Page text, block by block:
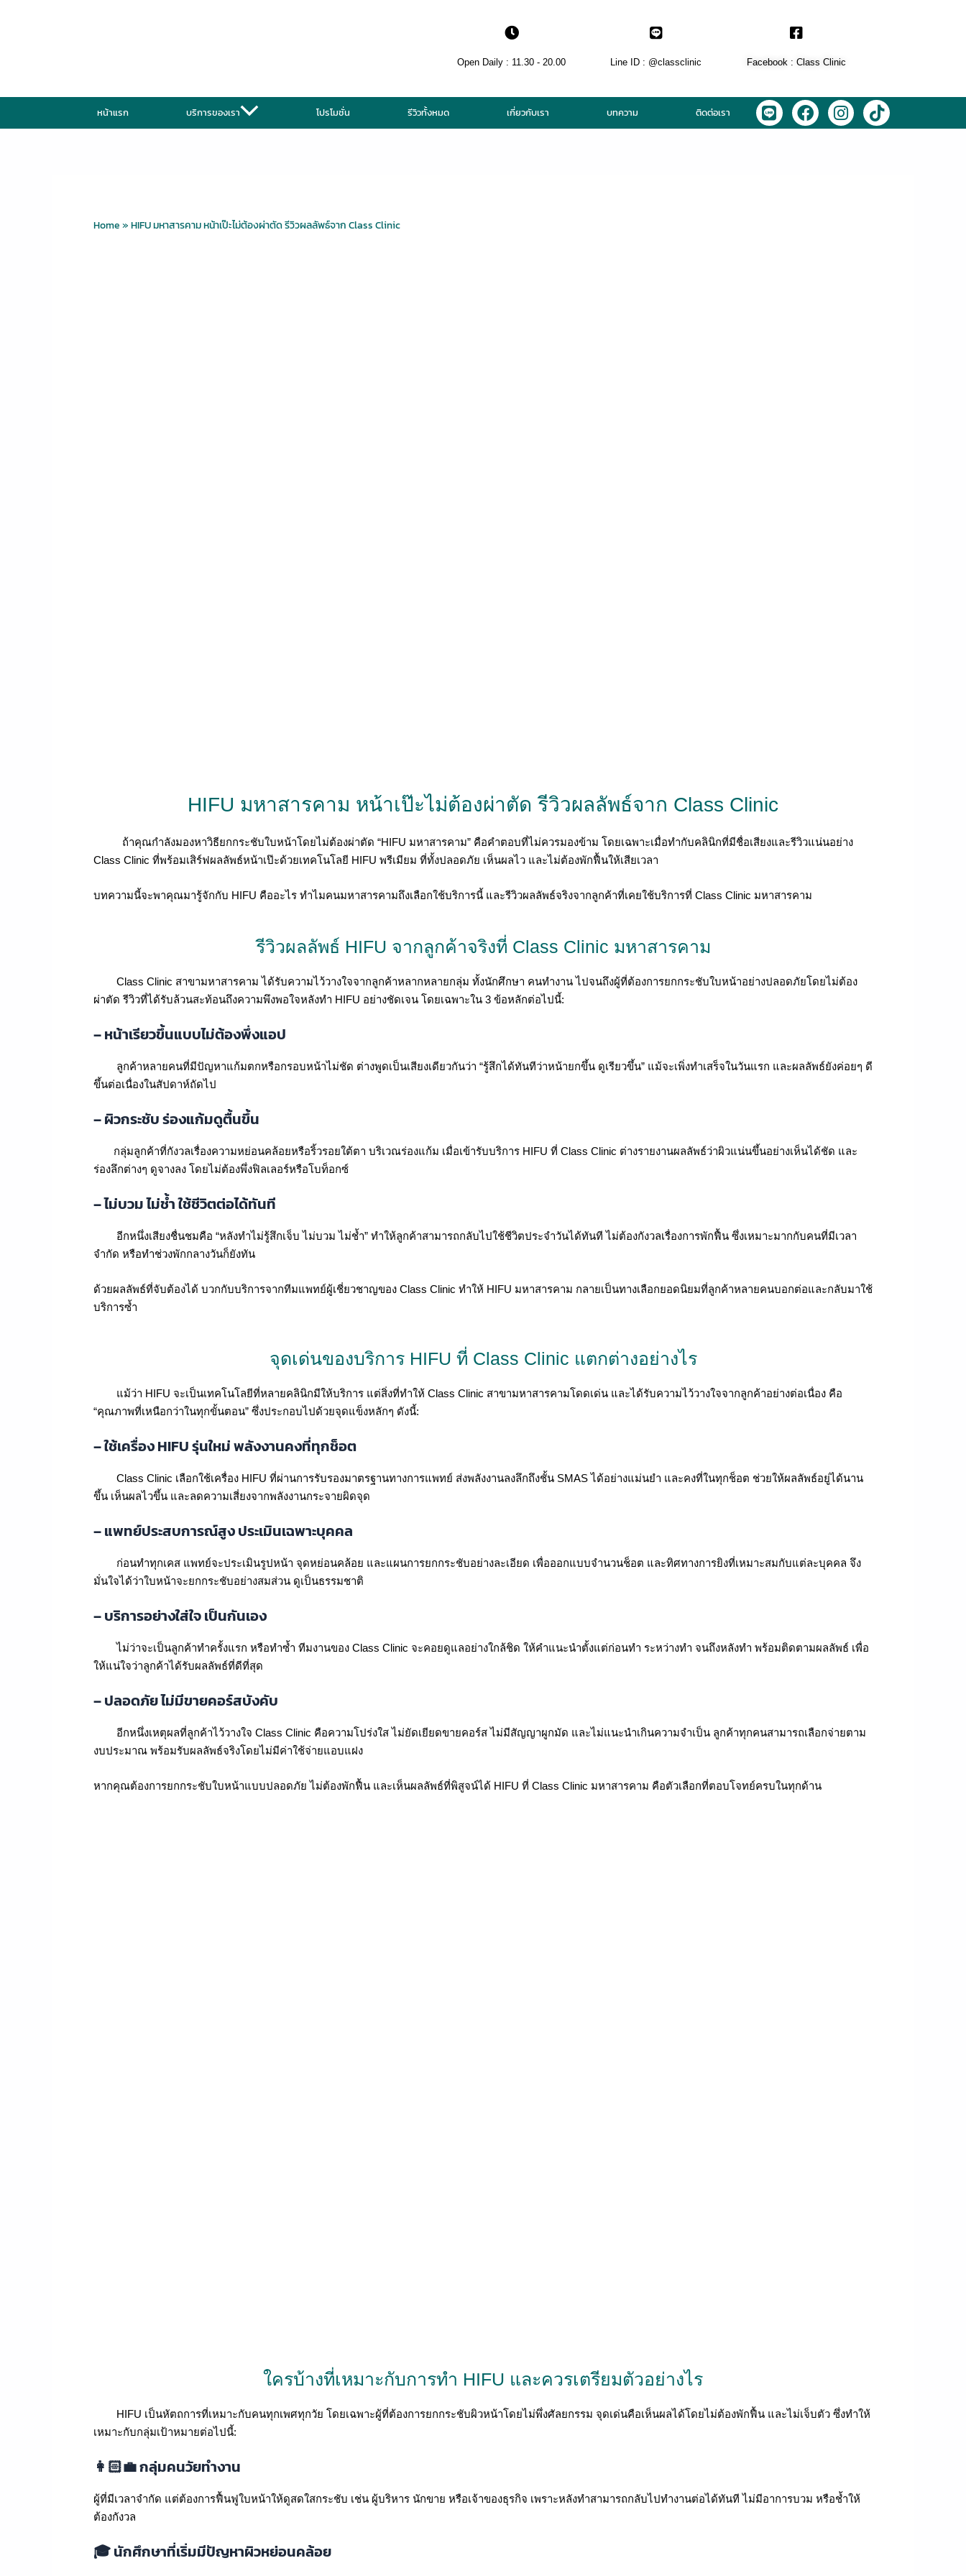
Open Daily : 11.30 - 20.00 Line ID : @classclinic​ Facebook : Class Clinic
หน้าแรก บริการของเรา โปรโมชั่น รีวิวทั้งหมด เกี่ยวกับเรา บทความ ติดต่อเรา L
i
F
a
I
n
T
i
Home » HIFU มหาสารคาม หน้าเป๊ะไม่ต้องผ่าตัด รีวิวผลลัพธ์จาก Class Clinic
HIFU มหาสารคาม หน้าเป๊ะไม่ต้องผ่าตัด รีวิวผลลัพธ์จาก Class Clinic
ถ้าคุณกำลังมองหาวิธียกกระชับใบหน้าโดยไม่ต้องผ่าตัด “HIFU มหาสารคาม” คือคำตอบที่ไม่ควรมองข้าม โดยเฉพาะเมื่อทำกับคลินิกที่มีชื่อเสียงและรีวิวแน่นอย่าง
Class Clinic ที่พร้อมเสิร์ฟผลลัพธ์หน้าเป๊ะด้วยเทคโนโลยี HIFU พรีเมียม ที่ทั้งปลอดภัย เห็นผลไว และไม่ต้องพักฟื้นให้เสียเวลา
บทความนี้จะพาคุณมารู้จักกับ HIFU คืออะไร ทำไมคนมหาสารคามถึงเลือกใช้บริการนี้ และรีวิวผลลัพธ์จริงจากลูกค้าที่เคยใช้บริการที่ Class Clinic มหาสารคาม
รีวิวผลลัพธ์ HIFU จากลูกค้าจริงที่ Class Clinic มหาสารคาม
Class Clinic สาขามหาสารคาม ได้รับความไว้วางใจจากลูกค้าหลากหลายกลุ่ม ทั้งนักศึกษา คนทำงาน ไปจนถึงผู้ที่ต้องการยกกระชับใบหน้าอย่างปลอดภัยโดยไม่ต้อง
ผ่าตัด รีวิวที่ได้รับล้วนสะท้อนถึงความพึงพอใจหลังทำ HIFU อย่างชัดเจน โดยเฉพาะใน 3 ข้อหลักต่อไปนี้:
– หน้าเรียวขึ้นแบบไม่ต้องพึ่งแอป
ลูกค้าหลายคนที่มีปัญหาแก้มตกหรือกรอบหน้าไม่ชัด ต่างพูดเป็นเสียงเดียวกันว่า “รู้สึกได้ทันทีว่าหน้ายกขึ้น ดูเรียวขึ้น” แม้จะเพิ่งทำเสร็จในวันแรก และผลลัพธ์ยังค่อยๆ ดี
ขึ้นต่อเนื่องในสัปดาห์ถัดไป
– ผิวกระชับ ร่องแก้มดูตื้นขึ้น
กลุ่มลูกค้าที่กังวลเรื่องความหย่อนคล้อยหรือริ้วรอยใต้ตา บริเวณร่องแก้ม เมื่อเข้ารับบริการ HIFU ที่ Class Clinic ต่างรายงานผลลัพธ์ว่าผิวแน่นขึ้นอย่างเห็นได้ชัด และ
ร่องลึกต่างๆ ดูจางลง โดยไม่ต้องพึ่งฟิลเลอร์หรือโบท็อกซ์
– ไม่บวม ไม่ช้ำ ใช้ชีวิตต่อได้ทันที
อีกหนึ่งเสียงชื่นชมคือ “หลังทำไม่รู้สึกเจ็บ ไม่บวม ไม่ช้ำ” ทำให้ลูกค้าสามารถกลับไปใช้ชีวิตประจำวันได้ทันที ไม่ต้องกังวลเรื่องการพักฟื้น ซึ่งเหมาะมากกับคนที่มีเวลา
จำกัด หรือทำช่วงพักกลางวันก็ยังทัน
ด้วยผลลัพธ์ที่จับต้องได้ บวกกับบริการจากทีมแพทย์ผู้เชี่ยวชาญของ Class Clinic ทำให้ HIFU มหาสารคาม กลายเป็นทางเลือกยอดนิยมที่ลูกค้าหลายคนบอกต่อและกลับมาใช้
บริการซ้ำ
จุดเด่นของบริการ HIFU ที่ Class Clinic แตกต่างอย่างไร
แม้ว่า HIFU จะเป็นเทคโนโลยีที่หลายคลินิกมีให้บริการ แต่สิ่งที่ทำให้ Class Clinic สาขามหาสารคามโดดเด่น และได้รับความไว้วางใจจากลูกค้าอย่างต่อเนื่อง คือ
“คุณภาพที่เหนือกว่าในทุกขั้นตอน” ซึ่งประกอบไปด้วยจุดแข็งหลักๆ ดังนี้:
– ใช้เครื่อง HIFU รุ่นใหม่ พลังงานคงที่ทุกช็อต
Class Clinic เลือกใช้เครื่อง HIFU ที่ผ่านการรับรองมาตรฐานทางการแพทย์ ส่งพลังงานลงลึกถึงชั้น SMAS ได้อย่างแม่นยำ และคงที่ในทุกช็อต ช่วยให้ผลลัพธ์อยู่ได้นาน
ขึ้น เห็นผลไวขึ้น และลดความเสี่ยงจากพลังงานกระจายผิดจุด
– แพทย์ประสบการณ์สูง ประเมินเฉพาะบุคคล
ก่อนทำทุกเคส แพทย์จะประเมินรูปหน้า จุดหย่อนคล้อย และแผนการยกกระชับอย่างละเอียด เพื่อออกแบบจำนวนช็อต และทิศทางการยิงที่เหมาะสมกับแต่ละบุคคล จึง
มั่นใจได้ว่าใบหน้าจะยกกระชับอย่างสมส่วน ดูเป็นธรรมชาติ
– บริการอย่างใส่ใจ เป็นกันเอง
ไม่ว่าจะเป็นลูกค้าทำครั้งแรก หรือทำซ้ำ ทีมงานของ Class Clinic จะคอยดูแลอย่างใกล้ชิด ให้คำแนะนำตั้งแต่ก่อนทำ ระหว่างทำ จนถึงหลังทำ พร้อมติดตามผลลัพธ์ เพื่อ
ให้แน่ใจว่าลูกค้าได้รับผลลัพธ์ที่ดีที่สุด
– ปลอดภัย ไม่มีขายคอร์สบังคับ
อีกหนึ่งเหตุผลที่ลูกค้าไว้วางใจ Class Clinic คือความโปร่งใส ไม่ยัดเยียดขายคอร์ส ไม่มีสัญญาผูกมัด และไม่แนะนำเกินความจำเป็น ลูกค้าทุกคนสามารถเลือกจ่ายตาม
งบประมาณ พร้อมรับผลลัพธ์จริงโดยไม่มีค่าใช้จ่ายแอบแฝง
หากคุณต้องการยกกระชับใบหน้าแบบปลอดภัย ไม่ต้องพักฟื้น และเห็นผลลัพธ์ที่พิสูจน์ได้ HIFU ที่ Class Clinic มหาสารคาม คือตัวเลือกที่ตอบโจทย์ครบในทุกด้าน
ใครบ้างที่เหมาะกับการทำ HIFU และควรเตรียมตัวอย่างไร
HIFU เป็นหัตถการที่เหมาะกับคนทุกเพศทุกวัย โดยเฉพาะผู้ที่ต้องการยกกระชับผิวหน้าโดยไม่พึ่งศัลยกรรม จุดเด่นคือเห็นผลได้โดยไม่ต้องพักฟื้น และไม่เจ็บตัว ซึ่งทำให้
เหมาะกับกลุ่มเป้าหมายต่อไปนี้:
👩🏻‍💼 กลุ่มคนวัยทำงาน
ผู้ที่มีเวลาจำกัด แต่ต้องการฟื้นฟูใบหน้าให้ดูสดใสกระชับ เช่น ผู้บริหาร นักขาย หรือเจ้าของธุรกิจ เพราะหลังทำสามารถกลับไปทำงานต่อได้ทันที ไม่มีอาการบวม หรือช้ำให้
ต้องกังวล
🎓 นักศึกษาที่เริ่มมีปัญหาผิวหย่อนคล้อย